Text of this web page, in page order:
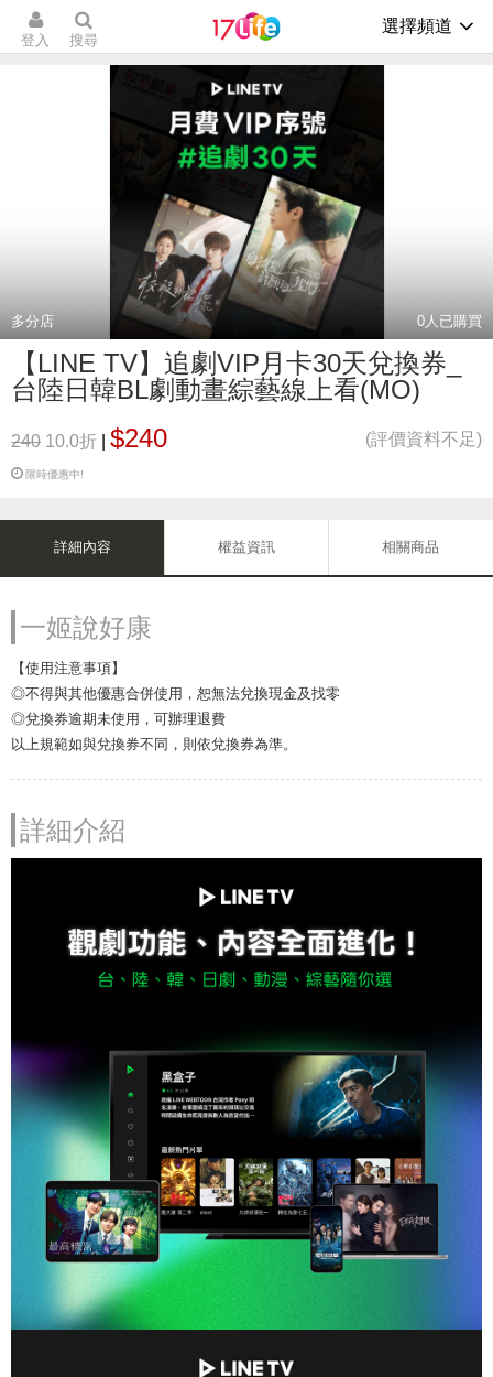
登入 搜尋
選擇頻道
多分店 0人已購買
【LINE TV】追劇VIP月卡30天兌換券_
台陸日韓BL劇動畫綜藝線上看(MO)
240 10.0折 $240 (評價資料不足)
限時優惠中!
詳細內容 權益資訊 相關商品
一姬說好康
【使用注意事項】
◎不得與其他優惠合併使用，恕無法兌換現金及找零
◎兌換券逾期未使用，可辦理退費
以上規範如與兌換券不同，則依兌換券為準。
詳細介紹